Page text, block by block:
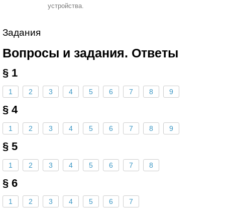
устройства.
Задания
Вопросы и задания. Ответы
§ 1
1 2 3 4 5 6 7 8 9
§ 4
1 2 3 4 5 6 7 8 9
§ 5
1 2 3 4 5 6 7 8
§ 6
1 2 3 4 5 6 7